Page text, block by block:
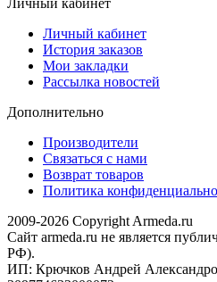
Личный кабинет
История заказов
Мои закладки
Рассылка новостей
Дополнительно
Производители
Связаться с нами
Возврат товаров
Политика
2009-2026 Copyright Armeda.ru
Сайт armeda.ru не является
РФ).
ИП: Крючков Андрей